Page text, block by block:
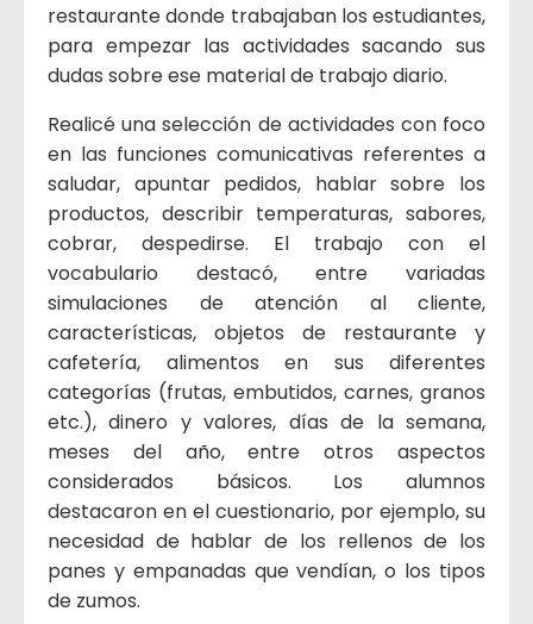
restaurante donde trabajaban los estudiantes,
para empezar las actividades sacando sus
dudas sobre ese material de trabajo diario.
Realicé una selección de actividades con foco
en las funciones comunicativas referentes a
saludar, apuntar pedidos, hablar sobre los
productos, describir temperaturas, sabores,
cobrar, despedirse. El trabajo con el
vocabulario destacó, entre variadas
simulaciones de atención al cliente,
características, objetos de restaurante y
cafetería, alimentos en sus diferentes
categorías (frutas, embutidos, carnes, granos
etc.), dinero y valores, días de la semana,
meses del año, entre otros aspectos
considerados básicos. Los alumnos
destacaron en el cuestionario, por ejemplo, su
necesidad de hablar de los rellenos de los
panes y empanadas que vendían, o los tipos
de zumos.